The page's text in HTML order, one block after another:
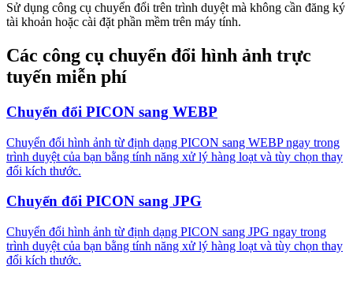
Sử dụng công cụ chuyển đổi trên trình duyệt mà không cần đăng ký
tài khoản hoặc cài đặt phần mềm trên máy tính.
Các công cụ chuyển đổi hình ảnh trực
tuyến miễn phí
Chuyển đổi PICON sang WEBP
Chuyển đổi hình ảnh từ định dạng PICON sang WEBP ngay trong
trình duyệt của bạn bằng tính năng xử lý hàng loạt và tùy chọn thay
đổi kích thước.
Chuyển đổi PICON sang JPG
Chuyển đổi hình ảnh từ định dạng PICON sang JPG ngay trong
trình duyệt của bạn bằng tính năng xử lý hàng loạt và tùy chọn thay
đổi kích thước.